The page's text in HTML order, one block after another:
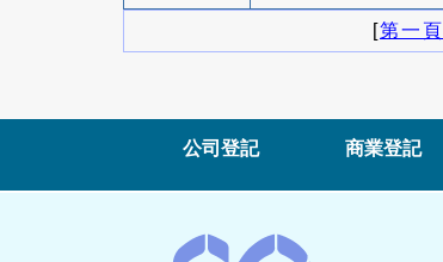
[第一頁
公司登記 商業登記